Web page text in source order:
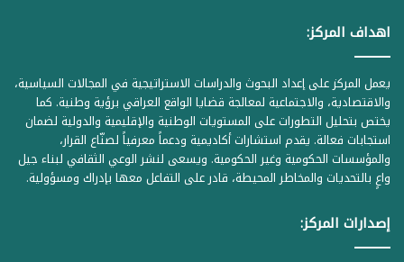
اهداف المركز:
يعمل المركز على إعداد البحوث والدراسات الاستراتيجية في المجالات السياسية،
والاقتصادية، والاجتماعية لمعالجة قضايا الواقع العراقي برؤية وطنية. كما
يختص بتحليل التطورات على المستويات الوطنية والإقليمية والدولية لضمان
استجابات فعالة. يقدم استشارات أكاديمية ودعماً معرفياً لصنّاع القرار،
والمؤسسات الحكومية وغير الحكومية. ويسعى لنشر الوعي الثقافي لبناء جيل
واعٍ بالتحديات والمخاطر المحيطة، قادر على التفاعل معها بإدراك ومسؤولية.
إصدارات المركز: